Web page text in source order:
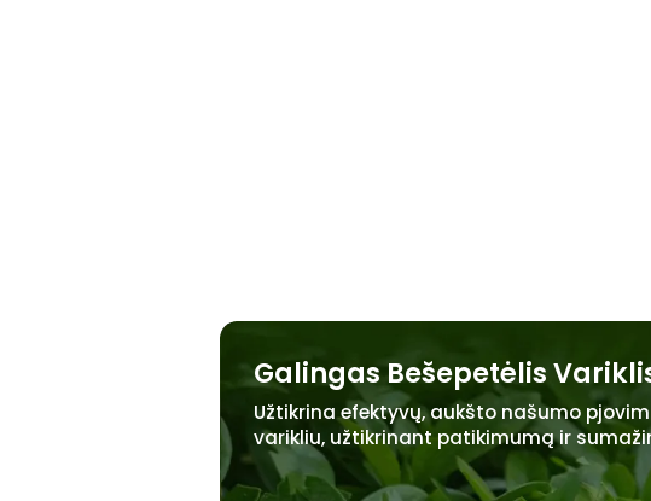
Galingas Bešepetėlis
Užtikrina efektyvų, aukšto našumo
varikliu, užtikrinant patikimumą ir